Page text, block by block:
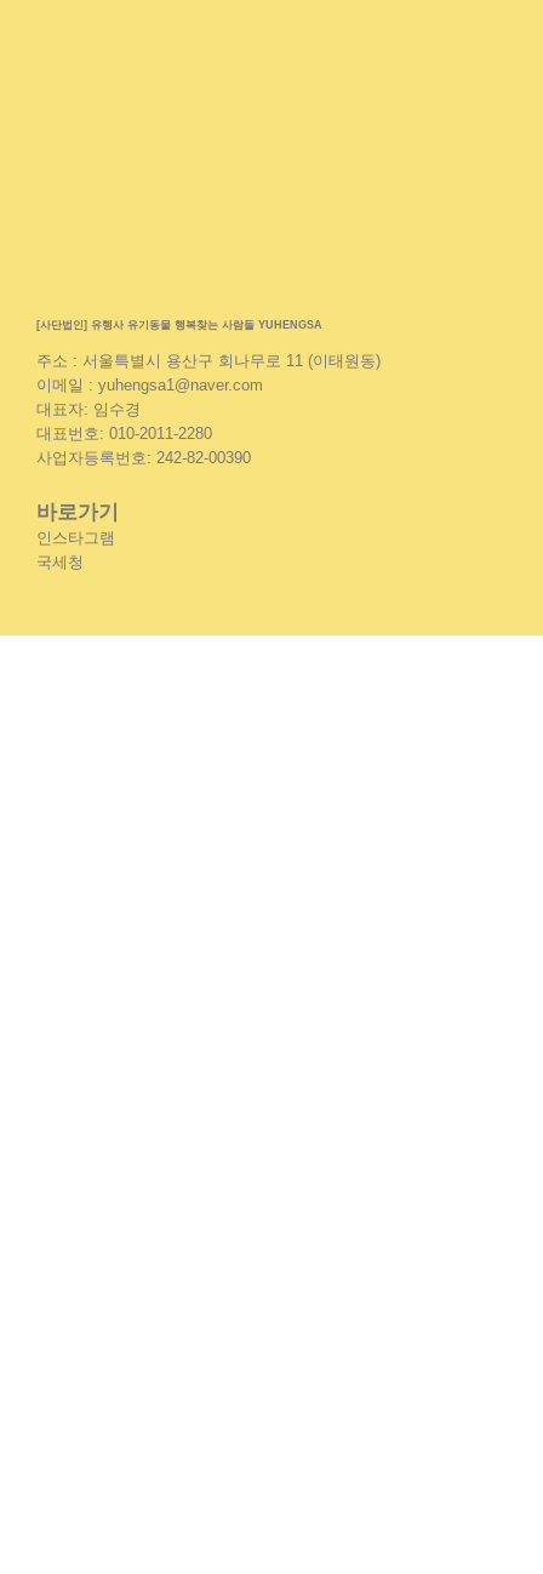
[사단법인] 유행사 유기동물 행복찾는 사람들 YUHENGSA
주소 : 서울특별시 용산구 회나무로 11 (이태원동)
이메일 : yuhengsa1@naver.com
대표자: 임수경
대표번호: 010-2011-2280
사업자등록번호: 242-82-00390
바로가기
인스타그램
국세청